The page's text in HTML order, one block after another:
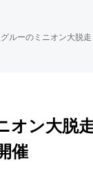
グルーのミニオン大脱
オン大脱
催